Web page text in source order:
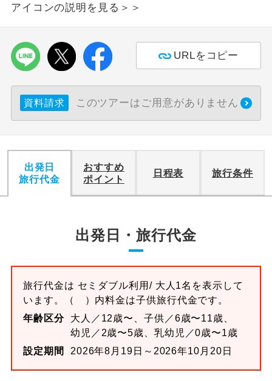
アイコンの説明を見る＞＞
URLをコピー
資料請求 このツアーはご用意がありません
出発日
旅行代金
おすすめ
ポイント
日程表 旅行条件
出発日・旅行代金
旅行代金は セミダブル利用/ 大人1名を表示して
います。
（ ）内料金は子供旅行代金です。
年齢区分
大人／12歳〜、子供／6歳〜11歳、
幼児／2歳〜5歳、乳幼児／0歳〜1歳
設定期間
2026年8月19日～2026年10月20日